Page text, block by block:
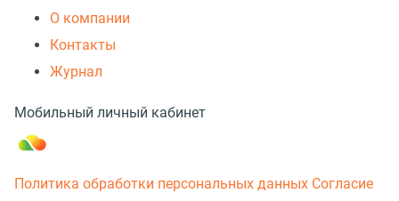
О компании
Контакты
Журнал
Мобильный личный кабинет
Политика обработки персональных данных Согласие